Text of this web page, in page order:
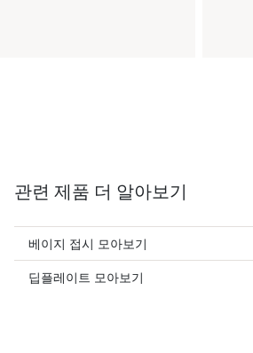
관련 제품 더 알아보기
베이지 접시 모아보기
딥플레이트 모아보기